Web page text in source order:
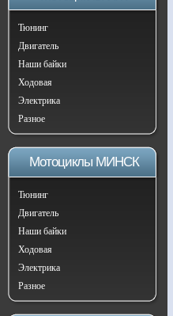
Тюнинг
Двигатель
Наши байки
Ходовая
Электрика
Разное
Мотоциклы МИНСК
Тюнинг
Двигатель
Наши байки
Ходовая
Электрика
Разное